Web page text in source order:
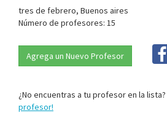
tres de febrero, Buenos aires
Número de profesores: 15
Agrega un Nuevo Profesor
¿No encuentras a tu profesor en la lista?
profesor!